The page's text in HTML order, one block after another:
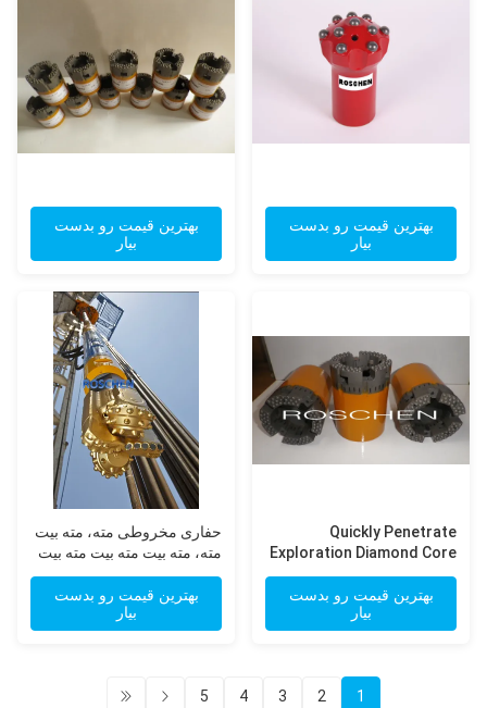
بهترین قیمت رو بدست
بیار
بهترین قیمت رو بدست
بیار
Quickly Penetrate
Exploration Diamond Core
Drill Bits For Hardest Rock
Formation
بهترین قیمت رو بدست
بیار
حفاری مخروطی مته، مته بیت
مته، مته بیت مته بیت مته بیت
سنگ خرد کردن
بهترین قیمت رو بدست
بیار
1
2
3
4
5